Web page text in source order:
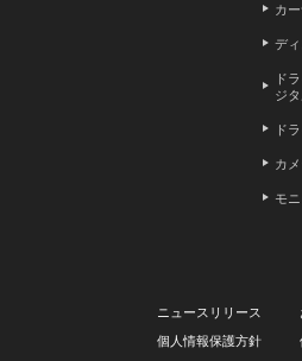
カ
デ
ド
ジ
ド
カメ
モ
ニュースリリース
個人情報保護方針